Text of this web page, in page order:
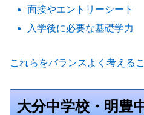
面接やエントリーシート
入学後に必要な基礎学力
これらをバランスよく考える
大分中学校・明豊